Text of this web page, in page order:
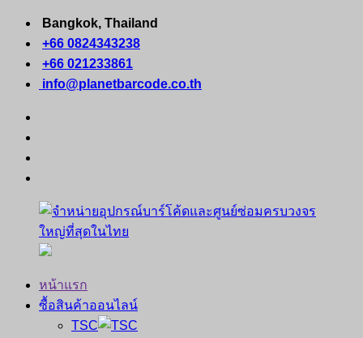
Skip
content
Bangkok, Thailand
+66 0824343238
+66 021233861
info@planetbarcode.co.th
จำหน่าย
คอมพิวเตอร์
หน้าแรก
ซื้อสินค้าออนไลน์
TSC